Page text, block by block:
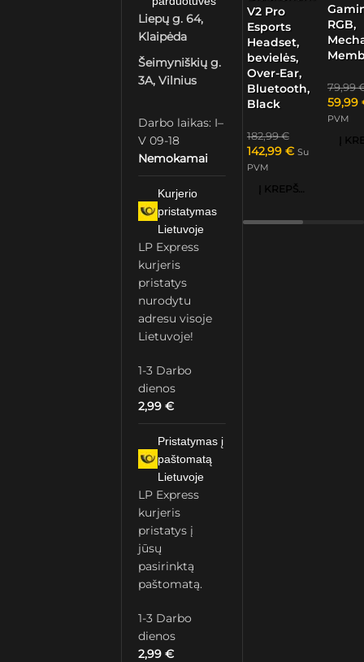
Liepų g. 64,
Klaipėda
Šeimyniškių g.
3A, Vilnius
Darbo laikas: I–
V 09-18
Nemokamai
Kurjerio
pristatymas
Lietuvoje
LP Express
kurjeris
pristatys
nurodytu
adresu visoje
Lietuvoje!
1-3 Darbo
dienos
2,99€
Pristatymas į
paštomatą
Lietuvoje
LP Express
kurjeris
pristatys į
jūsų
pasirinktą
paštomatą.
1-3 Darbo
dienos
2,99€
V2 Pro
Esports
Headset,
bevielės,
Over-Ear,
Bluetooth,
Black
182,99€
142,99 € Su
PVM
Į KREPŠELĮ
RGB,
79,99
59,99
PVM